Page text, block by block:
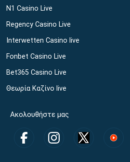
N1 Casino Live
Regency Casino Live
Interwetten Casino live
Fonbet Casino Live
Bet365 Casino Live
Θεωρία Καζίνο live
Ακολουθήστε μας